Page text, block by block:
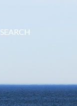
SEARCH